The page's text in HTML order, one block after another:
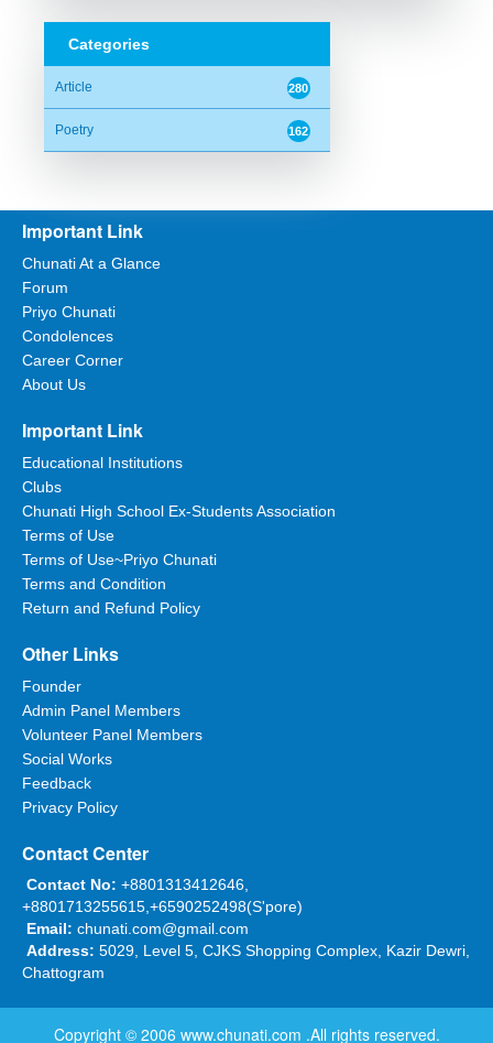
Categories
Article 280
Poetry 162
Important Link
Chunati At a Glance
Forum
Priyo Chunati
Condolences
Career Corner
About Us
Important Link
Educational Institutions
Clubs
Chunati High School Ex-Students Association
Terms of Use
Terms of Use~Priyo Chunati
Terms and Condition
Return and Refund Policy
Other Links
Founder
Admin Panel Members
Volunteer Panel Members
Social Works
Feedback
Privacy Policy
Contact Center
Contact No: +8801313412646,
+8801713255615,+6590252498(S'pore)
Email: chunati.com@gmail.com
Address: 5029, Level 5, CJKS Shopping Complex, Kazir Dewri,
Chattogram
Copyright © 2006 www.chunati.com .All rights reserved.